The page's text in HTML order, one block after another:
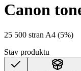
Canon
25 500 stran A4 (5%)
Stav produktu